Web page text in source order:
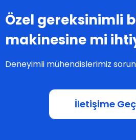
Özel gereksinimli
makinesine mi
Deneyimli mühendislerimiz
İletişime